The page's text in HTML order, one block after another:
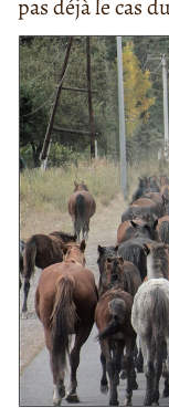
pas déjà le cas